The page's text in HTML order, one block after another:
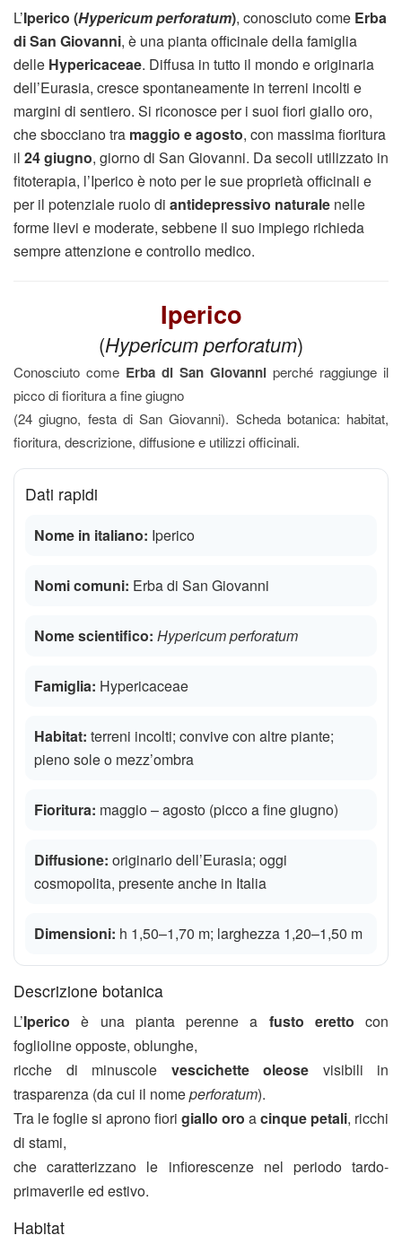
L’Iperico (Hypericum perforatum), conosciuto come Erba
di San Giovanni, è una pianta officinale della famiglia
delle Hypericaceae. Diffusa in tutto il mondo e originaria
dell’Eurasia, cresce spontaneamente in terreni incolti e
margini di sentiero. Si riconosce per i suoi fiori giallo oro,
che sbocciano tra maggio e agosto, con massima fioritura
il 24 giugno, giorno di San Giovanni. Da secoli utilizzato in
fitoterapia, l’Iperico è noto per le sue proprietà officinali e
per il potenziale ruolo di antidepressivo naturale nelle
forme lievi e moderate, sebbene il suo impiego richieda
sempre attenzione e controllo medico.
Iperico
(Hypericum perforatum)
Conosciuto come Erba di San Giovanni perché raggiunge il
picco di fioritura a fine giugno
(24 giugno, festa di San Giovanni). Scheda botanica: habitat,
fioritura, descrizione, diffusione e utilizzi officinali.
Dati rapidi
Nome in italiano: Iperico
Nomi comuni: Erba di San Giovanni
Nome scientifico: Hypericum perforatum
Famiglia: Hypericaceae
Habitat: terreni incolti; convive con altre piante;
pieno sole o mezz’ombra
Fioritura: maggio – agosto (picco a fine giugno)
Diffusione: originario dell’Eurasia; oggi
cosmopolita, presente anche in Italia
Dimensioni: h 1,50–1,70 m; larghezza 1,20–1,50 m
Descrizione botanica
L’Iperico è una pianta perenne a fusto eretto con
foglioline opposte, oblunghe,
ricche di minuscole vescichette oleose visibili in
trasparenza (da cui il nomeperforatum).
Tra le foglie si aprono fiori giallo oro acinque petali, ricchi
di stami,
che caratterizzano le infiorescenze nel periodo tardo-
primaverile ed estivo.
Habitat